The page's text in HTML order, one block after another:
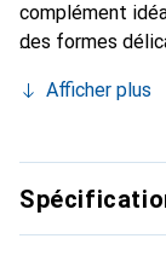
complément
des formes
votre
est toujours un
Afficher plus